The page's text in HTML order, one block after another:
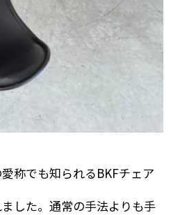
称でも知られるBKFチェア
した。通常の手法よりも手